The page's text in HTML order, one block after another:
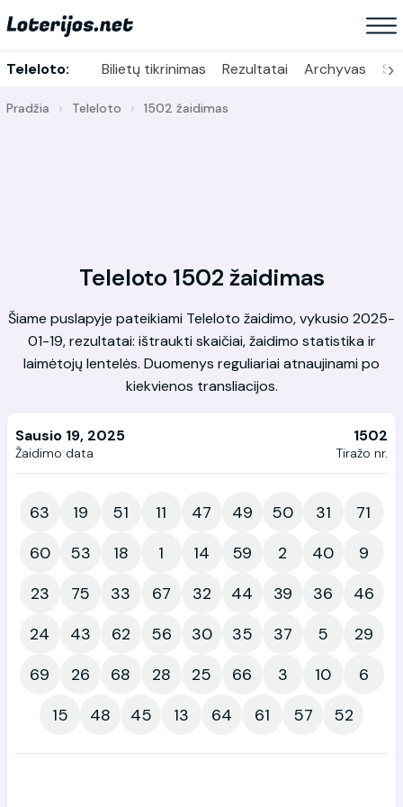
Teleloto: Bilietų tikrinimas Rezultatai Archyvas ›
Pradžia Teleloto 1502 žaidimas
Teleloto 1502 žaidimas
Šiame puslapyje pateikiami Teleloto žaidimo, vykusio 2025-
01-19, rezultatai: ištraukti skaičiai, žaidimo statistika ir
laimėtojų lentelės. Duomenys reguliariai atnaujinami po
kiekvienos transliacijos.
Sausio 19, 2025
Žaidimo data
1502
Tiražo nr.
63 19 51 11 47 49 50 31
71
60
53 18 1 14 59 2 40
9
23
75 33 67 32 44 39 36
46
24
43 62 56 30 35 37 5
29
69
26 68 28 25 66 3 10
6
15
48 45 13 64 61 57 52